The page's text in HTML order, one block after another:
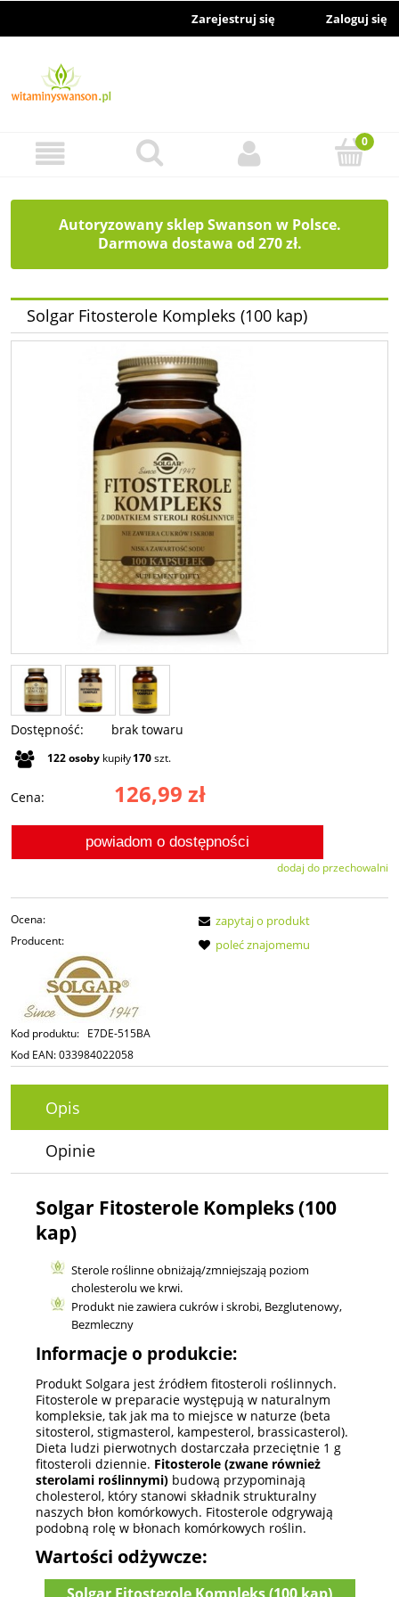
Zarejestruj się Zaloguj się
Autoryzowany sklep Swanson w Polsce.
Darmowa dostawa od 270 zł.
Solgar Fitosterole Kompleks (100 kap)
Dostępność: brak towaru
122osoby kupiły170szt.
Cena: 126,99 zł
powiadom o dostępności
dodaj do przechowalni
Ocena:
Producent:
Kod produktu: E7DE-515BA
Kod EAN:033984022058
zapytaj o produkt
poleć znajomemu
Opis
Opinie
Solgar Fitosterole Kompleks (100
kap)
Sterole roślinne obniżają/zmniejszają poziom
cholesterolu we krwi.
Produkt nie zawiera cukrów i skrobi, Bezglutenowy,
Bezmleczny
Informacje o produkcie:
Produkt Solgara jest źródłem fitosteroli roślinnych.
Fitosterole w preparacie występują w naturalnym
kompleksie, tak jak ma to miejsce w naturze (beta
sitosterol, stigmasterol, kampesterol, brassicasterol).
Dieta ludzi pierwotnych dostarczała przeciętnie 1 g
fitosteroli dziennie. Fitosterole (zwane również
sterolami roślinnymi) budową przypominają
cholesterol, który stanowi składnik strukturalny
naszych błon komórkowych. Fitosterole odgrywają
podobną rolę w błonach komórkowych roślin.
Wartości odżywcze: